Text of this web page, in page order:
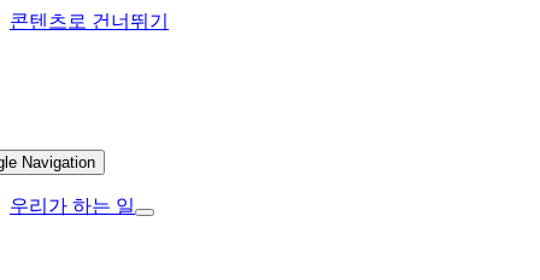
콘텐츠로 건너뛰기
Navigation
우리가 하는 일